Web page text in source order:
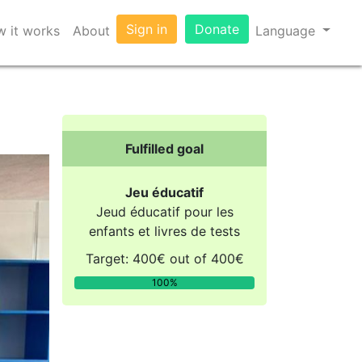
it works About Sign in Donate Language
Fulfilled goal
Jeu éducatif
Jeud éducatif pour les
enfants et livres de tests
Target: 400€ out of 400€
100%